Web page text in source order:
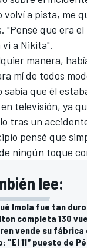
volví a pista, me
. "Pensé que era
a Nikita".
manera,
mí de todos
sabía que él
televisión, ya
tras un
pensé que
ningún toque
lee:
Imola fue tan
completa 130
vende su fábrica
"El 11° puesto de